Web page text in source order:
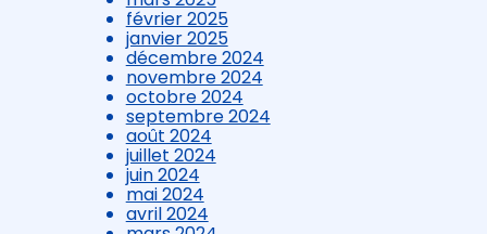
février 2025
janvier 2025
décembre 2024
novembre 2024
octobre 2024
septembre 2024
août 2024
juillet 2024
juin 2024
mai 2024
avril 2024